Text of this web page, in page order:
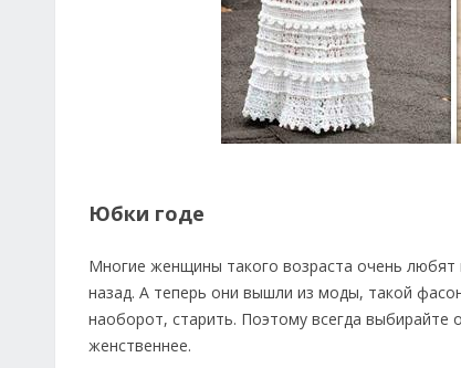
Юбки годе
Многие женщины такого возраста очень любят
назад. А теперь они вышли из моды, такой
наоборот, старить. Поэтому всегда выбирайте
женственнее.